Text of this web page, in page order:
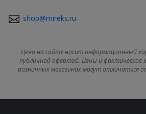
shop@mireks.ru
Цена на сайте носит информационный
публичной офертой. Цены и фактическое
розничных магазинах могут отличаться